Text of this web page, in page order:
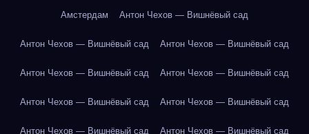
Амстердам Антон Чехов — Вишнёвый сад
Антон Чехов — Вишнёвый сад Антон Чехов — Вишнёвый сад
Антон Чехов — Вишнёвый сад Антон Чехов — Вишнёвый сад
Антон Чехов — Вишнёвый сад Антон Чехов — Вишнёвый сад
Антон Чехов — Вишнёвый сад Антон Чехов — Вишнёвый сад